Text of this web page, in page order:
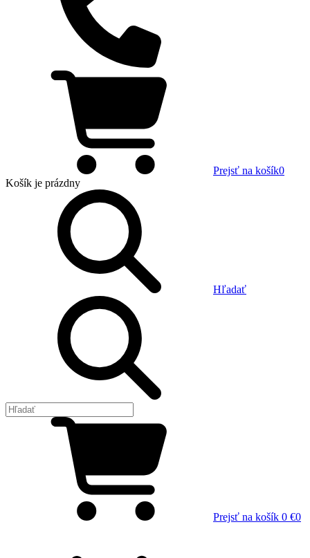
Prejsť na košík0
Košík je prázdny
Hľadať
Prejsť na košík 0 €0